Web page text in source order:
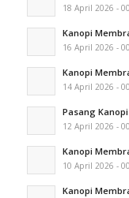
18 April 2026 -
Kanopi
16 April 2026 -
Kanopi
14 April 2026 -
Pasang
12 April 2026 -
Kanopi
10 April 2026 -
Kanopi